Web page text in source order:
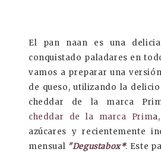
El pan naan es una
conquistado paladares en
vamos a preparar una
de queso, utilizando la
cheddar de la marca
cheddar de la marca Prima
azúcares y recientemente
mensual "Degustabox*. Este